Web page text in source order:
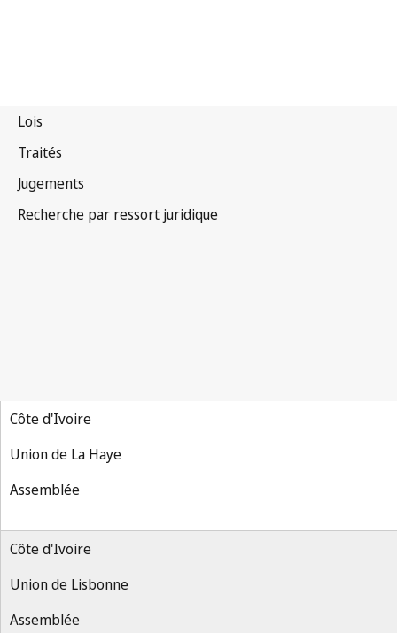
Côte d'Ivoire
Union de La Haye
Assemblée
Côte d'Ivoire
Union de Lisbonne
Assemblée